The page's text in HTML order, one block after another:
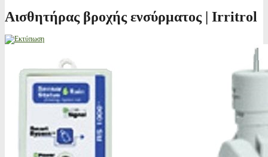
Αισθητήρας βροχής ενσύρματος | Irritrol